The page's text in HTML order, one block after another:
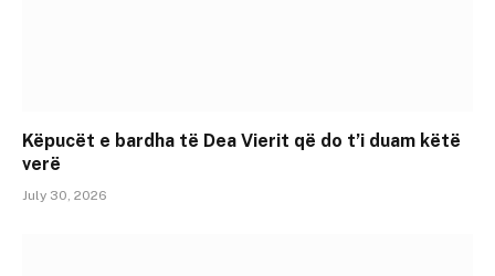
Këpucët e bardha të Dea Vierit që do t’i duam këtë
verë
July 30, 2026